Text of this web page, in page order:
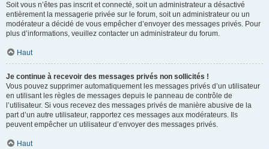
Soit vous n’êtes pas inscrit et connecté, soit un administrateur a désactivé
entièrement la messagerie privée sur le forum, soit un administrateur ou un
modérateur a décidé de vous empêcher d’envoyer des messages privés. Pour
plus d’informations, veuillez contacter un administrateur du forum.
Haut
Je continue à recevoir des messages privés non sollicités !
Vous pouvez supprimer automatiquement les messages privés d’un utilisateur
en utilisant les règles de messages depuis le panneau de contrôle de
l’utilisateur. Si vous recevez des messages privés de manière abusive de la
part d’un autre utilisateur, rapportez ces messages aux modérateurs. Ils
peuvent empêcher un utilisateur d’envoyer des messages privés.
Haut